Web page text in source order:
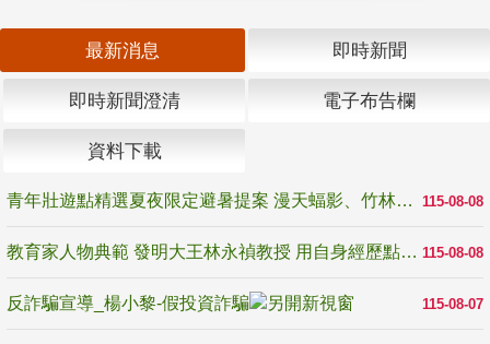
最新消息 即時新聞
即時新聞澄清 電子布告欄
資料下載
115-08-08
青年壯遊點精選夏夜限定避暑提案 漫天蝠影、竹林尋蛙、茶香夜觀 邀青年暮色出發
115-08-08
教育家人物典範 發明大王林永禎教授 用自身經歷點亮學生的路
115-08-07
反詐騙宣導_楊小黎-假投資詐騙